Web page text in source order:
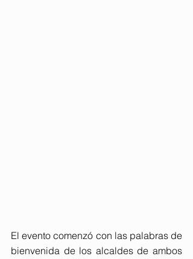
El evento comenzó con las palabras de
bienvenida de los alcaldes de ambos